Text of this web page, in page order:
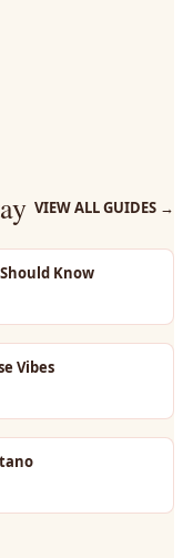
VIEW ALL GUIDES →
Know
Vibes